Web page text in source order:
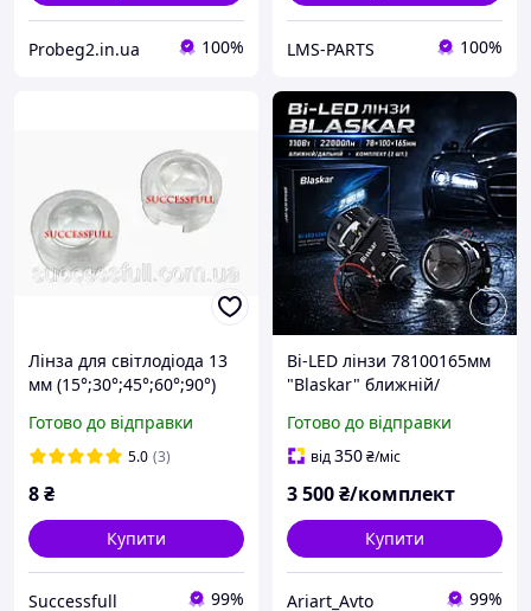
Probeg2.in.ua 100% LMS-PARTS 100%
Лінза для світлодіода 13
мм (15°;30°;45°;60°;90°)
Готово до відправки
5.0 (3)
8₴
Купити
Successfull 99%
Bi-LED лінзи 78100165мм
"Blaskar" ближній/
12V (комплект 2 шт.)
Готово до відправки
від350₴/міс
3 500₴/комплект
Купити
Ariart_Avto 99%